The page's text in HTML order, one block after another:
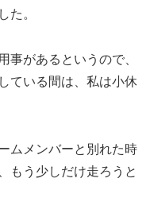
た。
事があるというので、
ている間は、私は小休
ムメンバーと別れた時
もう少しだけ走ろうと